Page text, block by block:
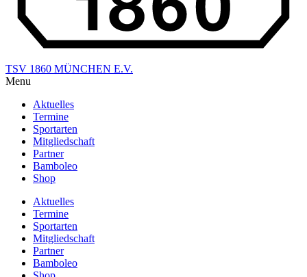
TSV 1860 MÜNCHEN E.V.
Menu
Aktuelles
Termine
Sportarten
Mitgliedschaft
Partner
Bamboleo
Shop
Aktuelles
Termine
Sportarten
Mitgliedschaft
Partner
Bamboleo